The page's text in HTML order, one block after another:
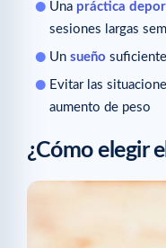
Una práctica
sesiones largas
Un sueño
Evitar las
aumento de peso
¿Cómo elegir